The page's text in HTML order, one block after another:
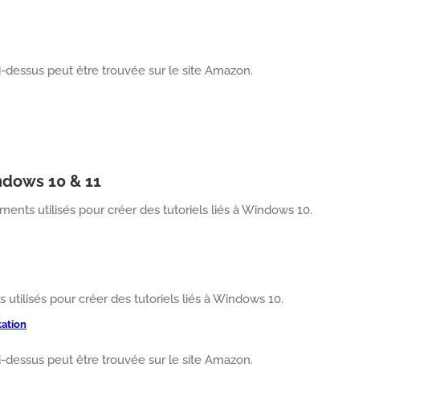
peut être trouvée sur le site Amazon.
10 & 11
utilisés pour créer des tutoriels liés à Windows 10.
pour créer des tutoriels liés à Windows 10.
peut être trouvée sur le site Amazon.